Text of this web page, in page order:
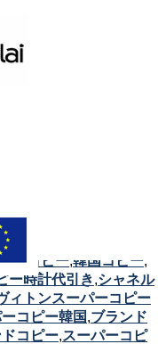
ピー
ル コピー,韓国コピー,
ー時計代引き,シャネル
ィトンスーパーコピー
コピー韓国,ブランド
コピー,スーパーコピ